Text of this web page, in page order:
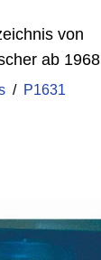
von
ab 1968
/ P1631